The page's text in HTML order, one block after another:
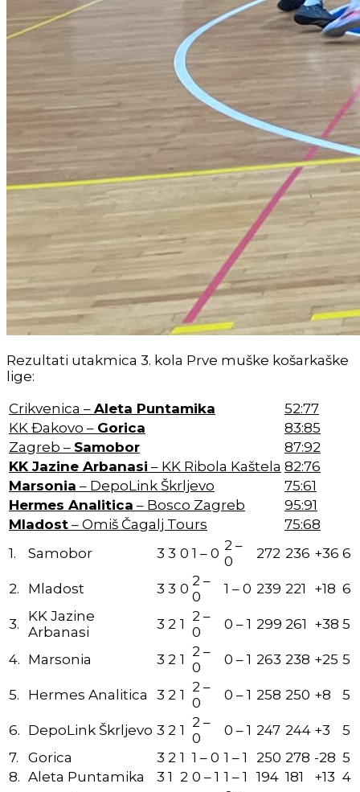
Rezultati utakmica 3. kola Prve muške košarkaške
lige:
Crikvenica – Aleta Puntamika
52:77
KK Đakovo – Gorica
83:85
Zagreb – Samobor
87:92
KK Jazine Arbanasi – KK Ribola Kaštela 82:76
Marsonia – DepoLink Škrljevo
75:61
Hermes Analitica – Bosco Zagreb
95:91
Mladost – Omiš Čagalj Tours
75:68
1.
Samobor 3 3 0 1 – 0 2 –
0
272 236 +36 6
2. Mladost 3 3 0 2 –
0
1 – 0 239 221 +18 6
3.
KK Jazine
Arbanasi
3 2 1 2 –
0
0 – 1 299 261 +38 5
4. Marsonia 3 2 1 2 –
0
0 – 1 263 238 +25 5
5. Hermes Analitica 3 2 1 2 –
0
0 – 1 258 250 +8 5
6. DepoLink Škrljevo 3 2 1 2 –
0
0 – 1 247 244 +3
5
7.
Gorica 3 2 1 1 – 0 1 – 1 250 278 -28 5
8. Aleta Puntamika 3 1 2 0 – 1 1 – 1 194 181 +13 4